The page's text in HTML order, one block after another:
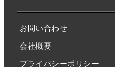
お問い合わせ
会社概要
プライバシーポリシー